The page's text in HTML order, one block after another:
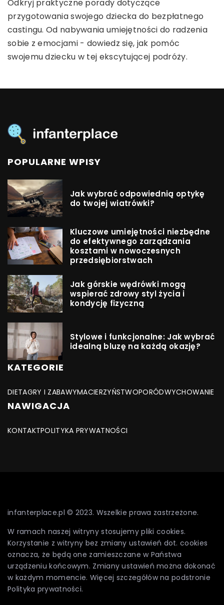
produktu spełniającego Twoje oczekiwania? Ten
artykuł pokieruje Cię przez istotne kroki wyboru
idealnego produktu dla siebie.
Odkryj praktyczne porady dotyczące
przygotowania swojego dziecka do bezpłatnego
castingu. Od nabywania umiejętności do radzenia
sobie z emocjami - dowiedz się, jak pomóc
swojemu dziecku w tej ekscytującej podróży.
odpowiedniego zabiegu estetycznego. Dowiedz się,
jak dobrać idealne metody pielęgnacji dla swojej
cery i ciesz się blaskiem zdrowej skóry!
POPULARNE WPISY
Jak wybrać odpowiednią optykę
do twojej wiatrówki?
Kluczowe umiejętności niezbędne
do efektywnego zarządzania
kosztami w nowoczesnych
przedsiębiorstwach
Jak górskie wędrówki mogą
wspierać zdrowy styl życia i
kondycję fizyczną
Stylowe i funkcjonalne: Jak wybrać
idealną bluzę na każdą okazję?
KATEGORIE
DIETAGRY I ZABAWYMACIERZYŃSTWOPORÓDWYCHOWANIE
NAWIGACJA
KONTAKTPOLITYKA PRYWATNOŚCI
infanterplace.pl © 2023. Wszelkie prawa zastrzeżone.
W ramach naszej witryny stosujemy pliki cookies.
Korzystanie z witryny bez zmiany ustawień dot. cookies
oznacza, że będą one zamieszczane w Państwa
urządzeniu końcowym. Zmiany ustawień można dokonać
w każdym momencie. Więcej szczegółów na podstronie
Polityka prywatności.